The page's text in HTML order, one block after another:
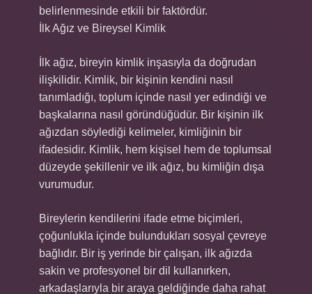
belirlenmesinde etkili bir faktördür.
İlk Ağız ve Bireysel Kimlik
İlk ağız, bireyin kimlik inşasıyla da doğrudan
ilişkilidir. Kimlik, bir kişinin kendini nasıl
tanımladığı, toplum içinde nasıl yer edindiği ve
başkalarına nasıl göründüğüdür. Bir kişinin ilk
ağızdan söylediği kelimeler, kimliğinin bir
ifadesidir. Kimlik, hem kişisel hem de toplumsal
düzeyde şekillenir ve ilk ağız, bu kimliğin dışa
vurumudur.
Bireylerin kendilerini ifade etme biçimleri,
çoğunlukla içinde bulundukları sosyal çevreye
bağlıdır. Bir iş yerinde bir çalışan, ilk ağızda
sakin ve profesyonel bir dil kullanırken,
arkadaşlarıyla bir araya geldiğinde daha rahat